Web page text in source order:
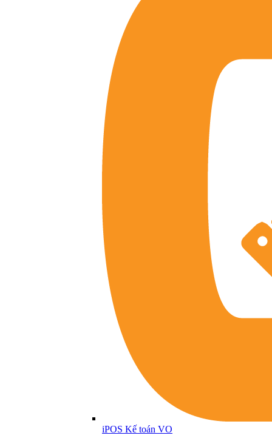
iPOS Kế toán VO